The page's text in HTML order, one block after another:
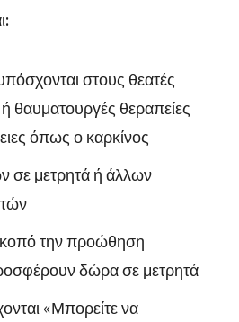
στους θεατές
θαυματουργές θεραπείες
όπως ο καρκίνος
μετρητά ή άλλων
την προώθηση
δώρα σε μετρητά
«Μπορείτε να